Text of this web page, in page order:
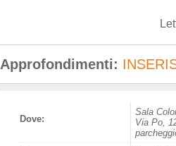
Approfondimenti:
Dove:
Sala
Via Po,